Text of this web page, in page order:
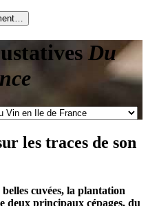
Du
les traces de son
cuvées, la plantation
deux principaux cépages, du